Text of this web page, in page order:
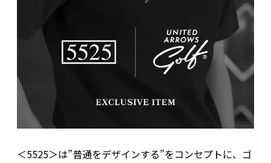
＜5525＞は”普通をデザインする”をコンセプトに、ゴ